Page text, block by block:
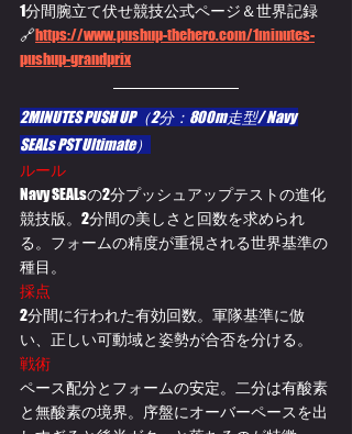
1分間腕立て伏せ競技公式ページ＆世界記録
🔗https://www.pushup-thehero.com/1minutes-
pushup-grandprix
2MINUTES PUSH UP（2分：800m走型/ Navy
SEALs PST Ultimate）
ルール
Navy SEALsの2分プッシュアップテストの進化
競技版。2分間の美しさと回数を求められ
る。フォームの精度が重視される世界基準の
種目。
採点
2分間に行われた有効回数。軍隊基準に倣
い、正しい可動域と姿勢が合否を分ける。
戦術
ペース配分とフォームの安定。二分は有酸素
と無酸素の境界。序盤にオーバーペースを出